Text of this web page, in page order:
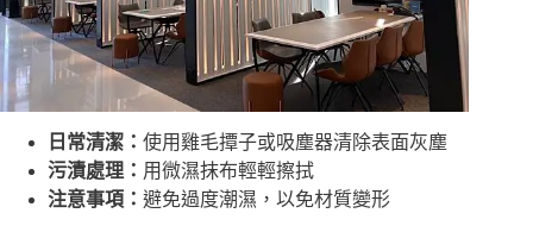
日常清潔： 使用雞毛撢子或吸塵器清除表面灰塵
污漬處理： 用微濕抹布輕輕擦拭
注意事項： 避免過度潮濕，以免材質變形